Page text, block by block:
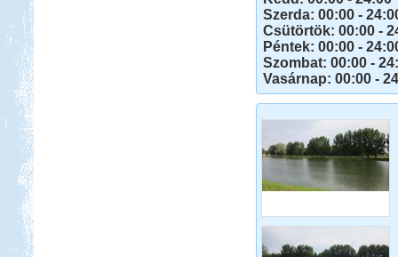
Szerda: 00:00 -
Csütörtök: 00:00 -
Péntek: 00:00 -
Szombat: 00:00 -
Vasárnap: 00:00 -